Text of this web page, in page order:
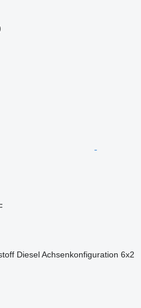
Diesel Achsenkonfiguration 6x2